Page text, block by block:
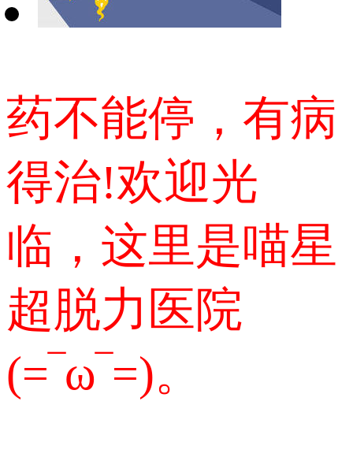
药不能停，有病
得治!欢迎光
临，这里是喵星
超脱力医院
(=‾ω‾=)。